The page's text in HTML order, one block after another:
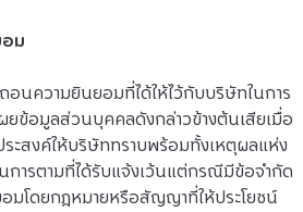
ม
อนความยินยอมที่ได้ให้ไว้กับบริษัทในการ
ยข้อมูลส่วนบุคคลดังกล่าวข้างต้นเสียเมื่อ
ระสงค์ให้บริษัททราบพร้อมทั้งเหตุผลแห่ง
การตามที่ได้รับแจ้งเว้นแต่กรณีมีข้อจำกัด
มโดยกฎหมายหรือสัญญาที่ให้ประโยชน์